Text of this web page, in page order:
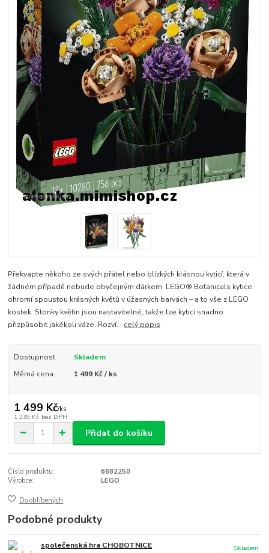
Překvapte někoho ze svých přátel nebo blízkých krásnou kyticí, která v
žádném případě nebude obyčejným dárkem. LEGO® Botanicals kytice
ohromí spoustou krásných květů v úžasných barvách – a to vše z LEGO
kostek. Stonky květin jsou nastavitelné, takže lze kytici snadno
přizpůsobit jakékoli váze. Rozví... celý popis
Dostupnost
Skladem
Měrná cena
1 499 Kč / ks
1 499 Kč/ks
1 239 Kč bez DPH
Přidat do košíku
Číslo produktu:
6882250
Výrobce:
LEGO
Do oblíbených
Podobné produkty
společenská hra CHOBOTNICE
Skladem